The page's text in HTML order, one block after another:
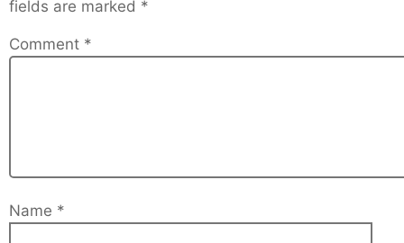
fields are marked *
Comment *
Name *